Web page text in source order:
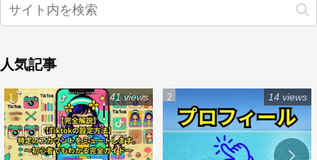
人気記事
41 views 14 views